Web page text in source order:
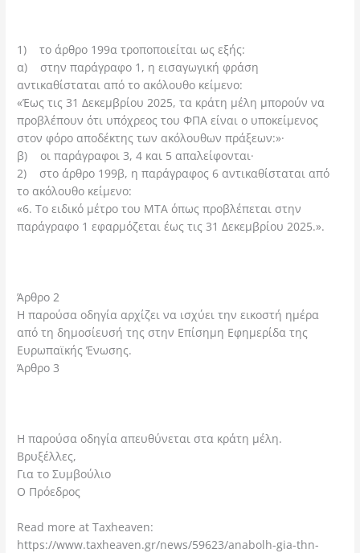
1) το άρθρο 199α τροποποιείται ως εξής:
α) στην παράγραφο 1, η εισαγωγική φράση
αντικαθίσταται από το ακόλουθο κείμενο:
«Έως τις 31 Δεκεμβρίου 2025, τα κράτη μέλη μπορούν να
προβλέπουν ότι υπόχρεος του ΦΠΑ είναι ο υποκείμενος
στον φόρο αποδέκτης των ακόλουθων πράξεων:»·
β) οι παράγραφοι 3, 4 και 5 απαλείφονται·
2) στο άρθρο 199β, η παράγραφος 6 αντικαθίσταται από
το ακόλουθο κείμενο:
«6. Το ειδικό μέτρο του ΜΤΑ όπως προβλέπεται στην
παράγραφο 1 εφαρμόζεται έως τις 31 Δεκεμβρίου 2025.».
Άρθρο 2
Η παρούσα οδηγία αρχίζει να ισχύει την εικοστή ημέρα
από τη δημοσίευσή της στην Επίσημη Εφημερίδα της
Ευρωπαϊκής Ένωσης.
Άρθρο 3
Η παρούσα οδηγία απευθύνεται στα κράτη μέλη.
Βρυξέλλες,
Για το Συμβούλιο
Ο Πρόεδρος
Read more at Taxheaven:
https://www.taxheaven.gr/news/59623/anabolh-gia-thn-